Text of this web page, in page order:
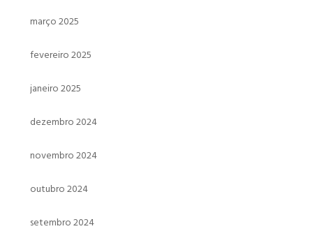
março 2025
fevereiro 2025
janeiro 2025
dezembro 2024
novembro 2024
outubro 2024
setembro 2024